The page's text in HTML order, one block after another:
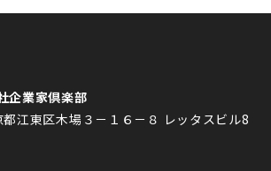
企業家倶楽部
江東区木場３－１６－８ レッタスビル8